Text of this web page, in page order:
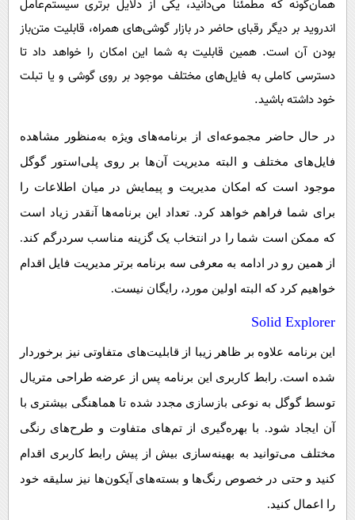
مجله تصویری سلاح
ورزش
سرگرمی
گوناگون
حوادث
محیط زیست
سلامت
فرهنگی
خواندنی ها و دیدنی ها
پیامک
آموزش زبان
همان‌گونه که مطمئنا می‌دانید، یکی از دلایل برتری سیستم‌عامل
اندروید بر دیگر رقبای حاضر در بازار گوشی‌های همراه، قابلیت متن‌باز
بودن آن است. همین قابلیت به شما این امکان را خواهد داد تا
دسترسی کاملی به فایل‌های مختلف موجود بر روی گوشی و یا تبلت
خود داشته باشید.
در حال حاضر مجموعه‌ای از برنامه‌های ویژه به‌منظور مشاهده
فایل‌های مختلف و البته مدیریت آن‌ها بر روی پلی‌استور گوگل
موجود است که امکان مدیریت و پیمایش در میان اطلاعات را
برای شما فراهم خواهد کرد. تعداد این برنامه‌ها آنقدر زیاد است
که ممکن است شما را در انتخاب یک گزینه مناسب سردرگم کند.
از همین رو در ادامه به معرفی سه برنامه برتر مدیریت فایل اقدام
خواهیم کرد که البته اولین مورد، رایگان نیست.
Solid Explorer
این برنامه علاوه بر ظاهر زیبا از قابلیت‌های متفاوتی نیز برخوردار
شده است. رابط کاربری این برنامه پس از عرضه طراحی متریال
توسط گوگل به نوعی بازسازی مجدد شده تا هماهنگی بیشتری با
آن ایجاد شود. با بهره‌گیری از تم‌های متفاوت و طرح‌های رنگی
مختلف می‌توانید به بهینه‌سازی بیش از پیش رابط کاربری اقدام
کنید و حتی در خصوص رنگ‌ها و بسته‌های آیکون‌ها نیز سلیقه خود
را اعمال کنید.